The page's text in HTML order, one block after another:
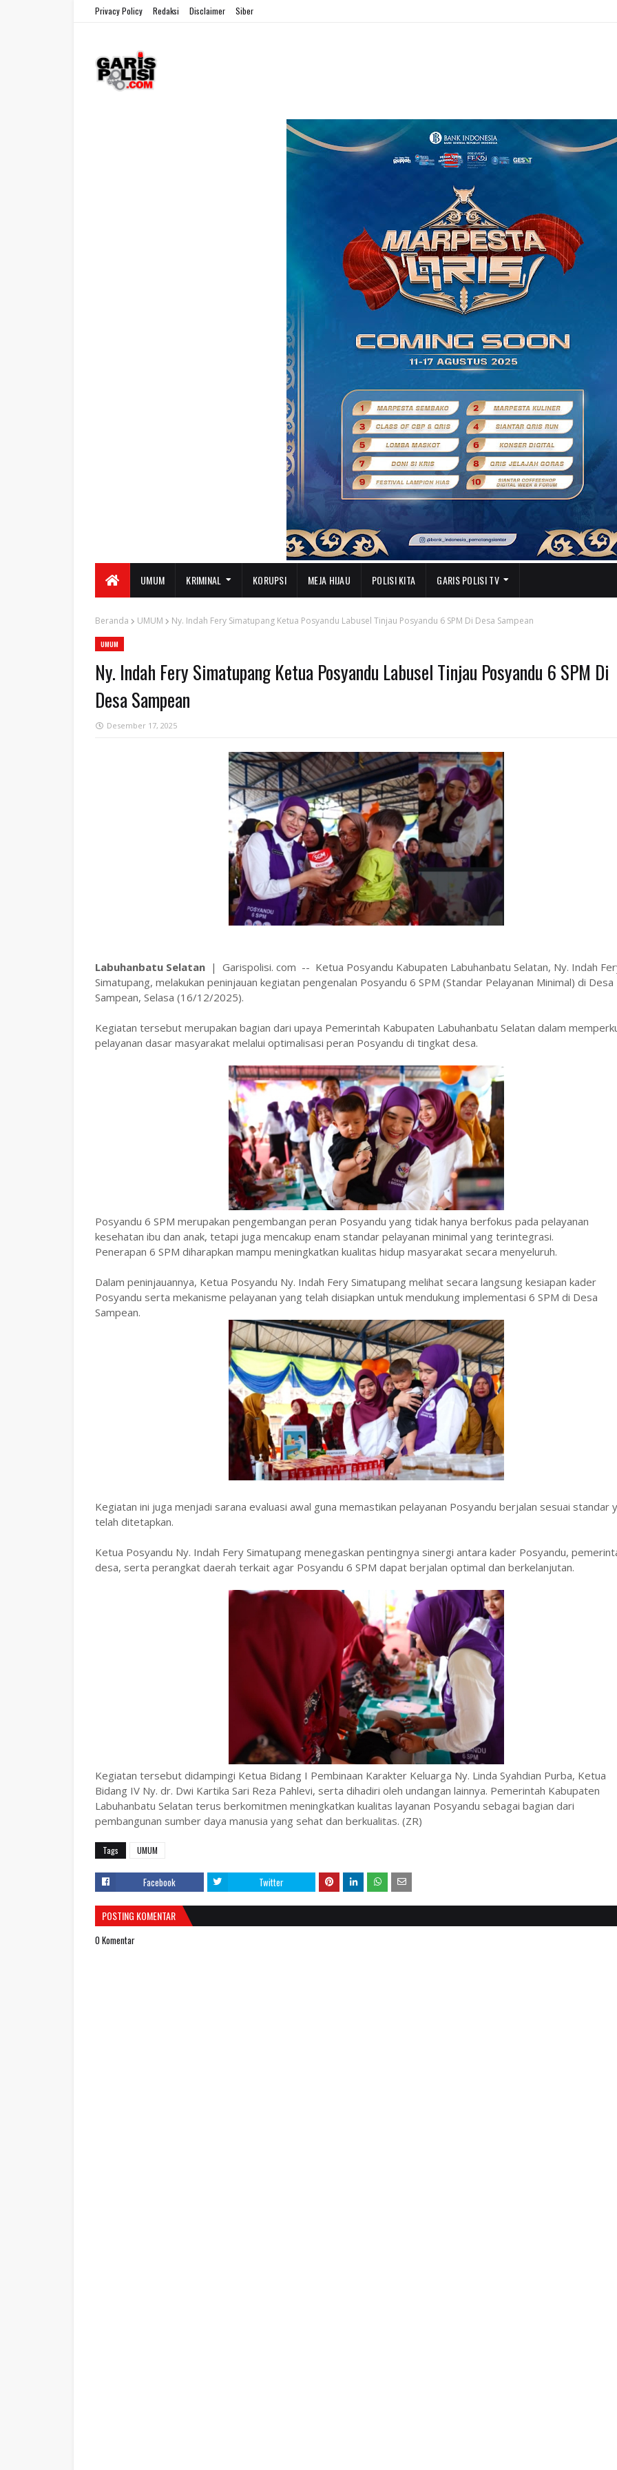
Privacy Policy Redaksi Disclaimer Siber
UMUM KRIMINAL KORUPSI MEJA HIJAU POLISI KITA GARIS POLISI TV
Beranda UMUM ‎Ny. Indah Fery Simatupang Ketua Posyandu Labusel Tinjau Posyandu 6 SPM Di Desa Sampean
UMUM
‎Ny. Indah Fery Simatupang Ketua Posyandu Labusel Tinjau Posyandu 6 SPM Di
Desa Sampean
Desember 17, 2025
‎Labuhanbatu Selatan | Garispolisi. com -- Ketua Posyandu Kabupaten Labuhanbatu Selatan, Ny. Indah
Simatupang, melakukan peninjauan kegiatan pengenalan Posyandu 6 SPM (Standar Pelayanan Minimal) di Desa
Sampean, Selasa (16/12/2025).
Kegiatan tersebut merupakan bagian dari upaya Pemerintah Kabupaten Labuhanbatu Selatan dalam
pelayanan dasar masyarakat melalui optimalisasi peran Posyandu di tingkat desa.
‎Posyandu 6 SPM merupakan pengembangan peran Posyandu yang tidak hanya berfokus pada pelayanan
kesehatan ibu dan anak, tetapi juga mencakup enam standar pelayanan minimal yang terintegrasi.
Penerapan 6 SPM diharapkan mampu meningkatkan kualitas hidup masyarakat secara menyeluruh.
‎Dalam peninjauannya, Ketua Posyandu Ny. Indah Fery Simatupang melihat secara langsung kesiapan kader
Posyandu serta mekanisme pelayanan yang telah disiapkan untuk mendukung implementasi 6 SPM di Desa
Sampean.
Kegiatan ini juga menjadi sarana evaluasi awal guna memastikan pelayanan Posyandu berjalan sesuai standar
telah ditetapkan.
‎Ketua Posyandu Ny. Indah Fery Simatupang menegaskan pentingnya sinergi antara kader Posyandu,
desa, serta perangkat daerah terkait agar Posyandu 6 SPM dapat berjalan optimal dan berkelanjutan.
Kegiatan tersebut didampingi Ketua Bidang I Pembinaan Karakter Keluarga Ny. Linda Syahdian Purba, Ketua
Bidang IV Ny. dr. Dwi Kartika Sari Reza Pahlevi, serta dihadiri oleh undangan lainnya. Pemerintah Kabupaten
Labuhanbatu Selatan terus berkomitmen meningkatkan kualitas layanan Posyandu sebagai bagian dari
pembangunan sumber daya manusia yang sehat dan berkualitas. (ZR)
Tags UMUM
Facebook Twitter
POSTING KOMENTAR
0 Komentar